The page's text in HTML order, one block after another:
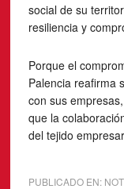
social de su
resiliencia y
Porque el
Palencia reafirma
con sus
que la
del tejido
PUBLICADO EN: